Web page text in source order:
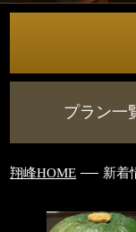
プラン一
翔峰HOME 新着